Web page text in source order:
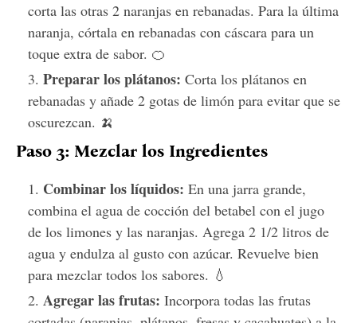
corta las otras 2 naranjas en rebanadas. Para la última
naranja, córtala en rebanadas con cáscara para un
toque extra de sabor. 🍊
Preparar los plátanos: Corta los plátanos en
rebanadas y añade 2 gotas de limón para evitar que se
oscurezcan. 🍌
Paso 3: Mezclar los Ingredientes
Combinar los líquidos: En una jarra grande,
combina el agua de cocción del betabel con el jugo
de los limones y las naranjas. Agrega 2 1/2 litros de
agua y endulza al gusto con azúcar. Revuelve bien
para mezclar todos los sabores. 💧
Agregar las frutas: Incorpora todas las frutas